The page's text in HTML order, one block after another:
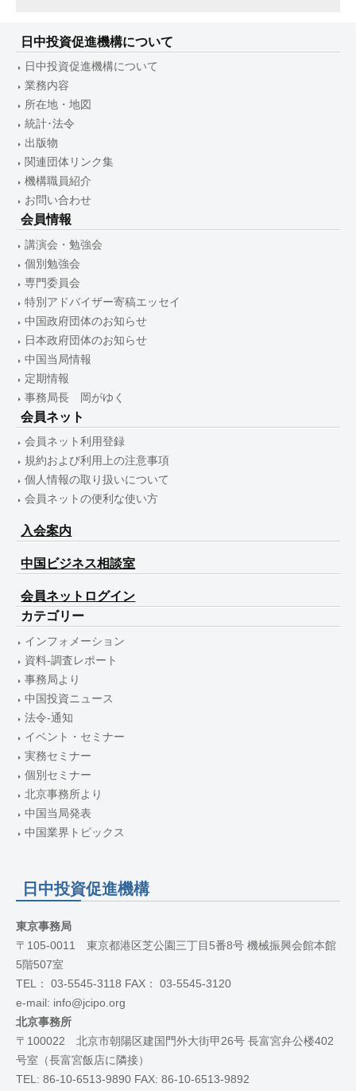
日中投資促進機構について
日中投資促進機構について
業務内容
所在地・地図
統計･法令
出版物
関連団体リンク集
機構職員紹介
お問い合わせ
会員情報
講演会・勉強会
個別勉強会
専門委員会
特別アドバイザー寄稿エッセイ
中国政府団体のお知らせ
日本政府団体のお知らせ
中国当局情報
定期情報
事務局長 岡がゆく
会員ネット
会員ネット利用登録
規約および利用上の注意事項
個人情報の取り扱いについて
会員ネットの便利な使い方
入会案内
中国ビジネス相談室
会員ネットログイン
カテゴリー
インフォメーション
資料-調査レポート
事務局より
中国投資ニュース
法令-通知
イベント・セミナー
実務セミナー
個別セミナー
北京事務所より
中国当局発表
中国業界トピックス
日中投資促進機構
東京事務局
〒105-0011 東京都港区芝公園三丁目5番8号 機械振興会館本館
5階507室
TEL： 03-5545-3118 FAX： 03-5545-3120
e-mail: info@jcipo.org
北京事務所
〒100022 北京市朝陽区建国門外大街甲26号 長富宮弁公楼402
号室（長富宮飯店に隣接）
TEL: 86-10-6513-9890 FAX: 86-10-6513-9892